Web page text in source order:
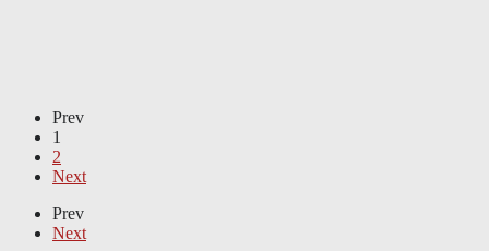
Prev
1
2
Next
Prev
Next